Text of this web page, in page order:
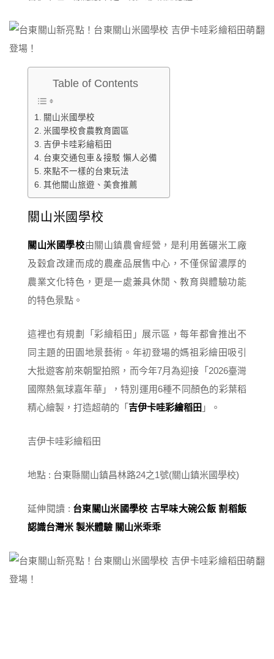
Table of Contents
關山米國學校
米國學校食農教育園區
吉伊卡哇彩繪稻田
台東交通包車＆接駁 懶人必備
來點不一樣的台東玩法
其他關山旅遊、美食推薦
關山米國學校
關山米國學校由關山鎮農會經營，是利用舊碾米工廠
及穀倉改建而成的農產品展售中心，不僅保留濃厚的
農業文化特色，更是一處兼具休閒、教育與體驗功能
的特色景點。
這裡也有規劃「彩繪稻田」展示區，每年都會推出不
同主題的田園地景藝術。年初登場的媽祖彩繪田吸引
大批遊客前來朝聖拍照，而今年7月為迎接「2026臺灣
國際熱氣球嘉年華」，特別運用6種不同顏色的彩葉稻
精心繪製，打造超萌的「 吉伊卡哇彩繪稻田 」。
吉伊卡哇彩繪稻田
地點 : 台東縣關山鎮昌林路24之1號(關山鎮米國學校)
延伸閱讀 : 台東關山米國學校 古早味大碗公飯 割稻飯
認識台灣米 製米體驗 關山米乖乖